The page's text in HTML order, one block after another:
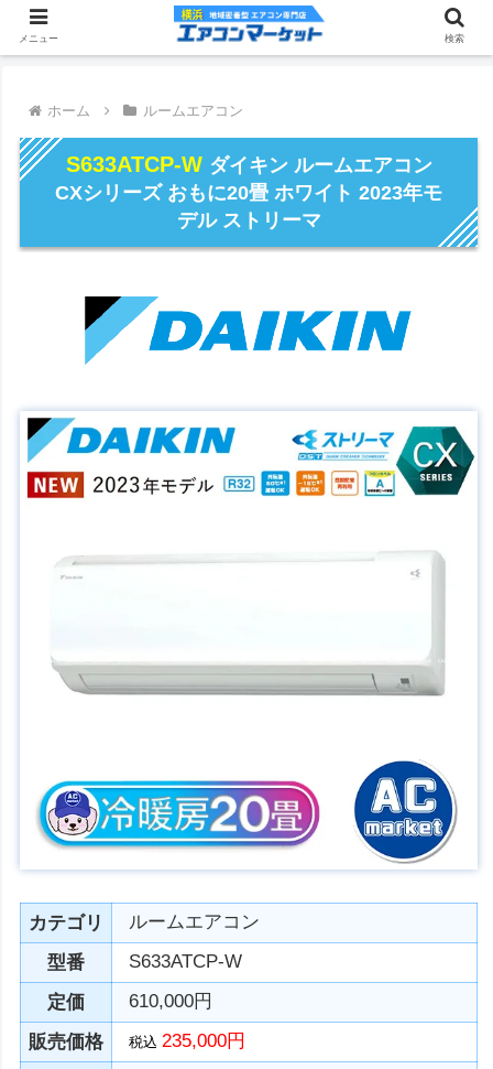
ホーム ルームエアコン
S633ATCP-W ダイキン ルームエアコン
CXシリーズ おもに20畳 ホワイト 2023年モ
デル ストリーマ
カテゴリ
ルームエアコン
型番
S633ATCP-W
定価
610,000円
販売価格
税込235,000円
メニュー 検索